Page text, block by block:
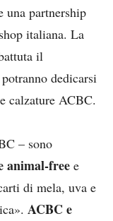
una partnership
italiana. La
il
dedicarsi
calzature ACBC.
– sono
animal-free e
di mela, uva e
ACBC e